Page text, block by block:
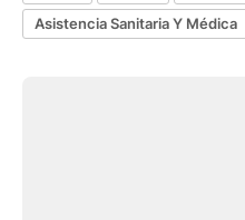
Asistencia Sanitaria Y Médica